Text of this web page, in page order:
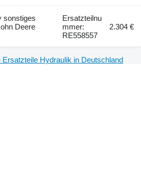
sonstiges
Deere
Ersatzteilnu
mmer:
RE558557
2.304 €
Hydraulik in Deutschland